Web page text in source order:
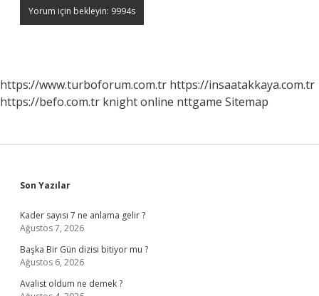
https://www.turboforum.com.tr https://insaatakkaya.com.tr
https://befo.com.tr knight online nttgame Sitemap
Sidebar
Son Yazılar
Kader sayısı 7 ne anlama gelir ?
Ağustos 7, 2026
Başka Bir Gün dizisi bitiyor mu ?
Ağustos 6, 2026
Avalist oldum ne demek ?